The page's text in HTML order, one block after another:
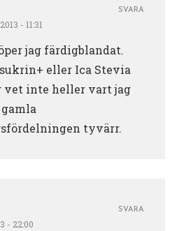
- 11:31
jag färdigblandat.
eller Ica Stevia
vet inte heller vart jag
tyvärr.
SVARA
- 22:00
SVARA